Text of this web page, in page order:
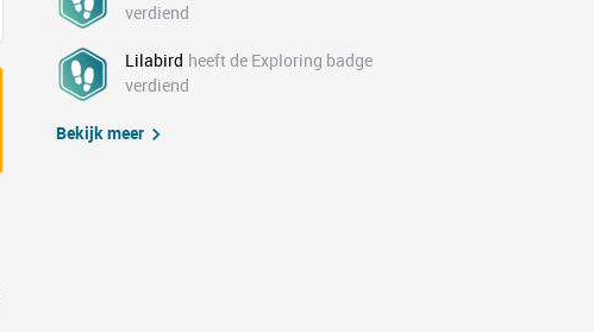
verdiend
Lilabird heeft de Exploring badge
verdiend
Bekijk meer